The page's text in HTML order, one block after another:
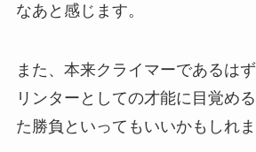
なあと感じます。
また、本来クライマーであるは
リンターとしての才能に目覚め
た勝負といってもいいかもしれま